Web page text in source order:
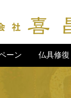
ーン 仏具修復